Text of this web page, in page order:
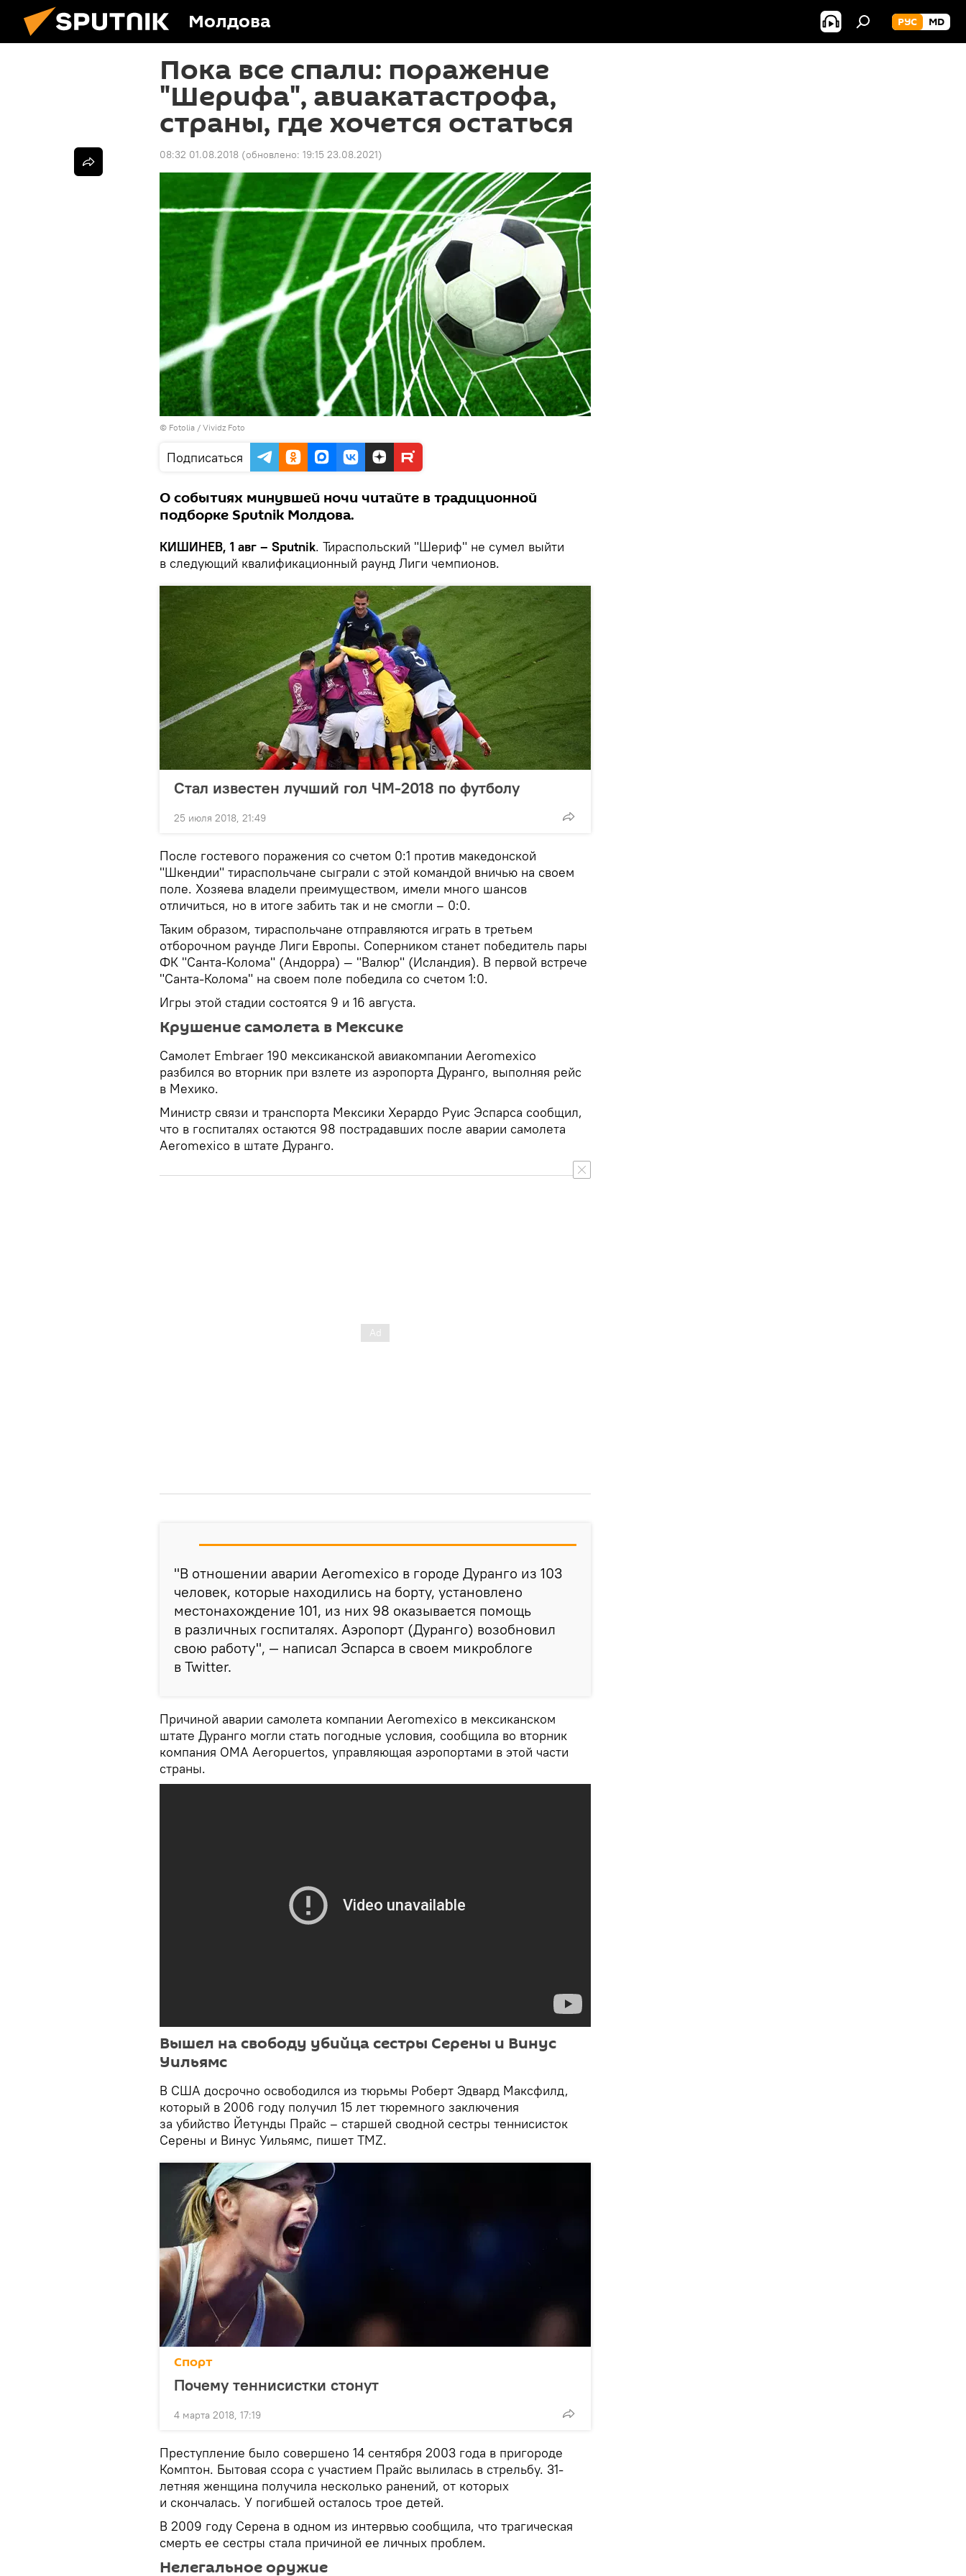
Молдова РУС MD
Пока все спали: поражение
"Шерифа", авиакатастрофа,
страны, где хочется остаться
08:32 01.08.2018 (обновлено: 19:15 23.08.2021)
© Fotolia / Vividz Foto
Подписаться
О событиях минувшей ночи читайте в традиционной
подборке Sputnik Молдова.
КИШИНЕВ, 1 авг – Sputnik. Тираспольский "Шериф" не сумел выйти
в следующий квалификационный раунд Лиги чемпионов.
Стал известен лучший гол ЧМ-2018 по футболу
25 июля 2018, 21:49
После гостевого поражения со счетом 0:1 против македонской
"Шкендии" тираспольчане сыграли с этой командой вничью на своем
поле. Хозяева владели преимуществом, имели много шансов
отличиться, но в итоге забить так и не смогли – 0:0.
Таким образом, тираспольчане отправляются играть в третьем
отборочном раунде Лиги Европы. Соперником станет победитель пары
ФК "Санта-Колома" (Андорра) — "Валюр" (Исландия). В первой встрече
"Санта-Колома" на своем поле победила со счетом 1:0.
Игры этой стадии состоятся 9 и 16 августа.
Крушение самолета в Мексике
Самолет Embraer 190 мексиканской авиакомпании Aeromexico
разбился во вторник при взлете из аэропорта Дуранго, выполняя рейс
в Мехико.
Министр связи и транспорта Мексики Херардо Руис Эспарса сообщил,
что в госпиталях остаются 98 пострадавших после аварии самолета
Aeromexico в штате Дуранго.
"В отношении аварии Aeromexico в городе Дуранго из 103
человек, которые находились на борту, установлено
местонахождение 101, из них 98 оказывается помощь
в различных госпиталях. Аэропорт (Дуранго) возобновил
свою работу", — написал Эспарса в своем микроблоге
в Twitter.
Причиной аварии самолета компании Aeromexico в мексиканском
штате Дуранго могли стать погодные условия, сообщила во вторник
компания OMA Aeropuertos, управляющая аэропортами в этой части
страны.
Вышел на свободу убийца сестры Серены и Винус
Уильямс
В США досрочно освободился из тюрьмы Роберт Эдвард Максфилд,
который в 2006 году получил 15 лет тюремного заключения
за убийство Йетунды Прайс – старшей сводной сестры теннисисток
Серены и Винус Уильямс, пишет TMZ.
Спорт
Почему теннисистки стонут
4 марта 2018, 17:19
Преступление было совершено 14 сентября 2003 года в пригороде
Комптон. Бытовая ссора с участием Прайс вылилась в стрельбу. 31-
летняя женщина получила несколько ранений, от которых
и скончалась. У погибшей осталось трое детей.
В 2009 году Серена в одном из интервью сообщила, что трагическая
смерть ее сестры стала причиной ее личных проблем.
Нелегальное оружие